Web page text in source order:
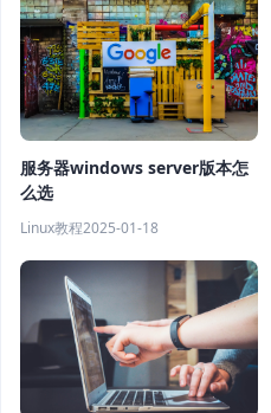
服务器windows server版本怎
么选
Linux教程2025-01-18